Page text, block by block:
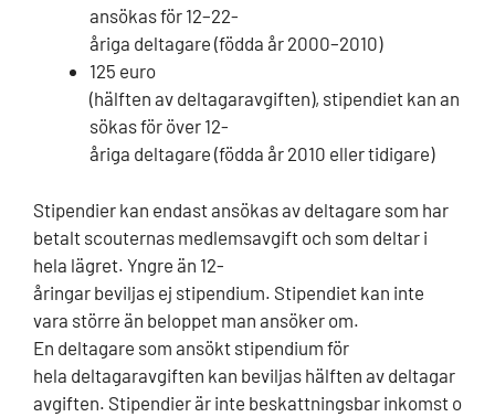
ansökas för 12–22-
åriga deltagare (födda år 2000–2010)
125 euro
(hälften av deltagaravgiften), stipendiet kan an
sökas för över 12-
åriga deltagare (födda år 2010 eller tidigare)
Stipendier kan endast ansökas av deltagare som har
betalt scouternas medlemsavgift och som deltar i
hela lägret. Yngre än 12-
åringar beviljas ej stipendium. Stipendiet kan inte
vara större än beloppet man ansöker om.
En deltagare som ansökt stipendium för
hela deltagaravgiften kan beviljas hälften av deltagar
avgiften. Stipendier är inte beskattningsbar inkomst o